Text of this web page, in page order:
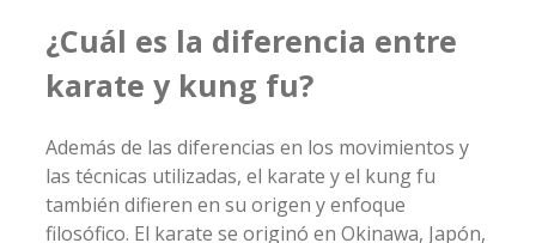
¿Cuál es la diferencia entre
karate y kung fu?
Además de las diferencias en los movimientos y
las técnicas utilizadas, el karate y el kung fu
también difieren en su origen y enfoque
filosófico. El karate se originó en Okinawa, Japón,